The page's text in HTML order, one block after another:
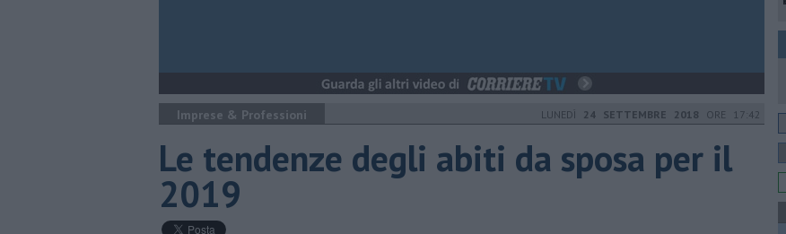
Imprese & Professioni LUNEDÌ 24 SETTEMBRE 2018 ORE 17:42
Le tendenze degli abiti da sposa per il
2019